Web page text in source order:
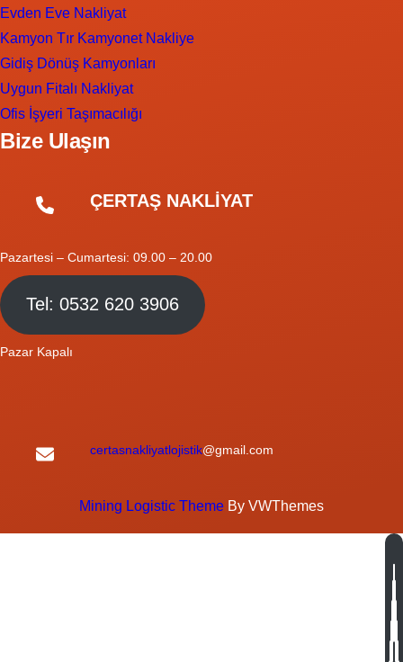
Evden Eve Nakliyat
Kamyon Tır Kamyonet Nakliye
Gidiş Dönüş Kamyonları
Uygun Fitalı Nakliyat
Ofis İşyeri Taşımacılığı
Bize Ulaşın
ÇERTAŞ NAKLİYAT
Pazartesi – Cumartesi: 09.00 – 20.00
Tel: 0532 620 3906
Pazar Kapalı
certasnakliyatlojistik@gmail.com
Mining Logistic Theme By VWThemes